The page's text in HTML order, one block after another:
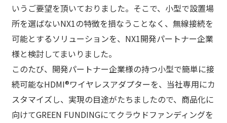
いうご要望を頂いておりました。そこで、小型で設置場
所を選ばないNX1の特徴を損なうことなく、無線接続を
可能とするソリューションを、NX1開発パートナー企業
様と検討してまいりました。
このたび、開発パートナー企業様の持つ小型で簡単に接
続可能なHDMI®ワイヤレスアダプターを、当社専用にカ
スタマイズし、実現の目途がたちましたので、商品化に
向けてGREEN FUNDINGにてクラウドファンディングを